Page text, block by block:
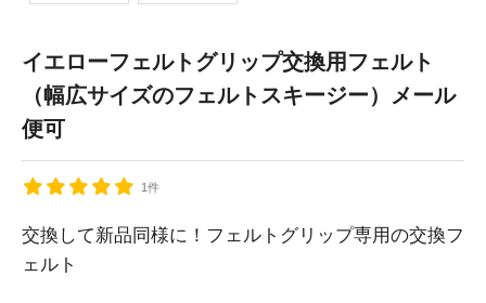
イエローフェルトグリップ交換用フェルト
（幅広サイズのフェルトスキージー）メール
便可
1件
交換して新品同様に！フェルトグリップ専用の交換フ
ェルト